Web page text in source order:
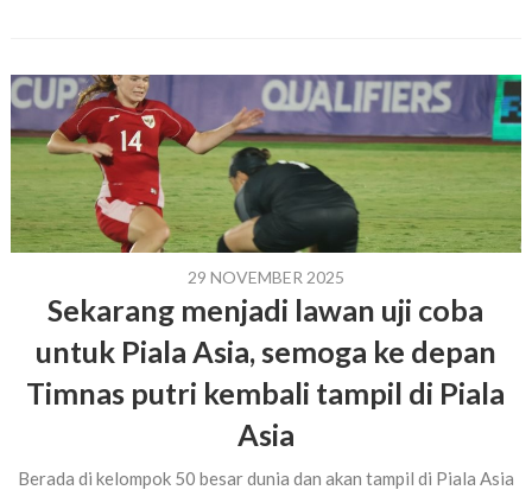
29 NOVEMBER 2025
Sekarang menjadi lawan uji coba
untuk Piala Asia, semoga ke depan
Timnas putri kembali tampil di Piala
Asia
Berada di kelompok 50 besar dunia dan akan tampil di Piala Asia